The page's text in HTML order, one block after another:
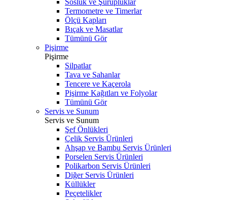
Sosluk ve Şurupluklar
Termometre ve Timerlar
Ölçü Kapları
Bıçak ve Masatlar
Tümünü Gör
Pişirme
Pişirme
Silpatlar
Tava ve Sahanlar
Tencere ve Kaçerola
Pişirme Kağıtları ve Folyolar
Tümünü Gör
Servis ve Sunum
Servis ve Sunum
Şef Önlükleri
Çelik Servis Ürünleri
Ahşap ve Bambu Servis Ürünleri
Porselen Servis Ürünleri
Polikarbon Servis Ürünleri
Diğer Servis Ürünleri
Küllükler
Peçetelikler